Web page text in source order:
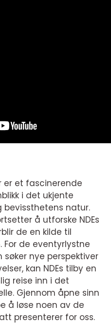
er et fascinerende
i det ukjente
natur.
å utforske NDEs
de en kilde til
For de eventyrlystne
nye perspektiver
kan NDEs tilby en
reise inn i det
Gjennom åpne sinn
å løse noen av de
presenterer for oss.